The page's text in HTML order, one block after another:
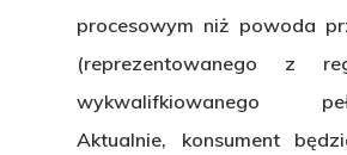
procesowym niż powoda
(reprezentowanego z
wykwalifkiowanego
Aktualnie, konsument